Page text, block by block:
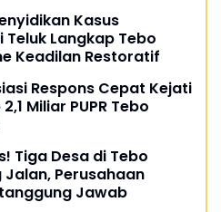
Kasus
Langkap Tebo
Keadilan Restoratif
Respons Cepat Kejati
Miliar PUPR Tebo
Tiga Desa di Tebo
Perusahaan
Jawab